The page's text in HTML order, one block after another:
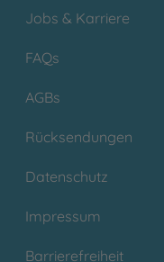
Jobs & Karriere
FAQs
AGBs
Rücksendungen
Datenschutz
Impressum
Barrierefreiheit